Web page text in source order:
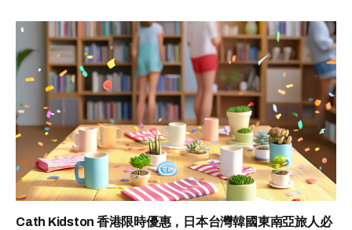
Cath Kidston 香港限時優惠，日本台灣韓國東南亞旅人必